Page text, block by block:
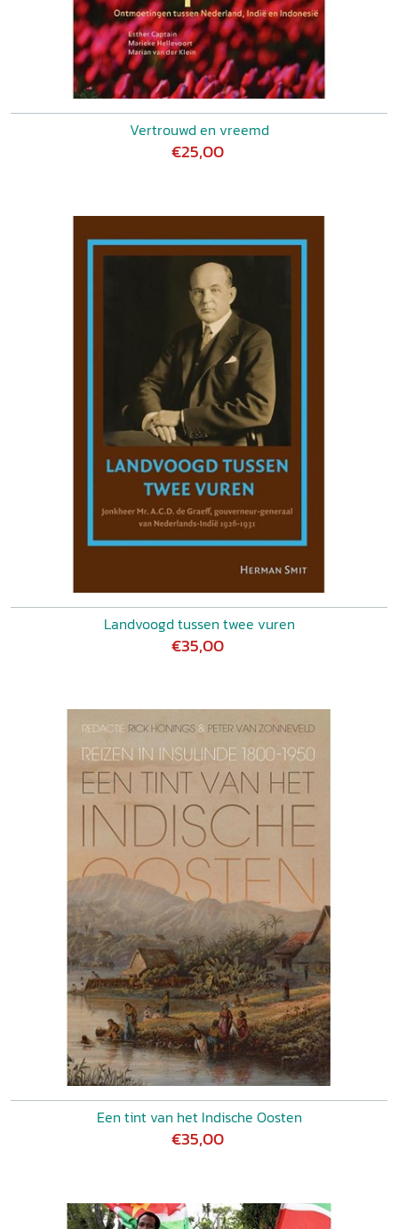
Vertrouwd en vreemd
€25,00
Landvoogd tussen twee vuren
€35,00
Een tint van het Indische Oosten
€35,00